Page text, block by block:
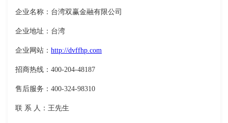
企业名称：台湾双赢金融有限公司
企业地址：台湾
企业网站： http://dvffhp.com
招商热线：400-204-48187
售后服务：400-324-98310
联 系 人：王先生